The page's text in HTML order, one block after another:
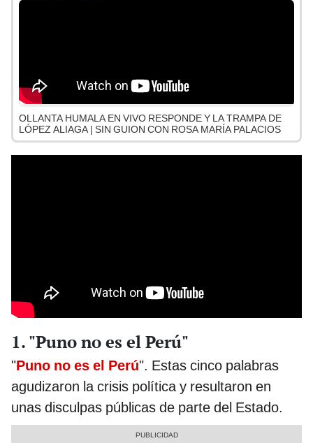
OLLANTA HUMALA EN VIVO RESPONDE Y LA TRAMPA DE
LÓPEZ ALIAGA | SIN GUION CON ROSA MARÍA PALACIOS
1. "Puno no es el Perú"
"Puno no es el Perú". Estas cinco palabras
agudizaron la crisis política y resultaron en
unas disculpas públicas de parte del Estado.